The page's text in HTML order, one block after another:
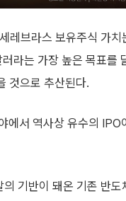
레브라스 보유주식 가치
라는 가장 높은 목표를
것으로 추산된다.
에서 역사상 유수의 IPO
기반이 돼온 기존 반도